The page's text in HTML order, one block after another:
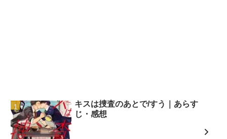
キスは捜査のあとで/すう｜あらす
じ・感想